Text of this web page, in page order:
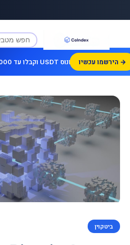
הירשמו עכשיו →
ביטקוין